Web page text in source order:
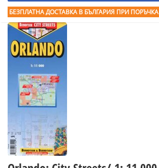
БЕЗПЛАТНА ДОСТАВКА В БЪЛГАРИЯ ПРИ ПОРЪЧКА